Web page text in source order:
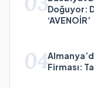
Doğuyor:
‘AVENOİR’
04Firması: